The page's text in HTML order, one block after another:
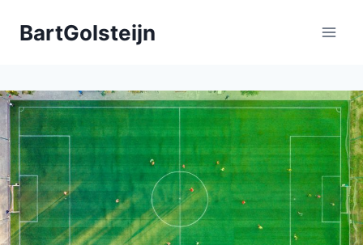
naarBartGolsteijn